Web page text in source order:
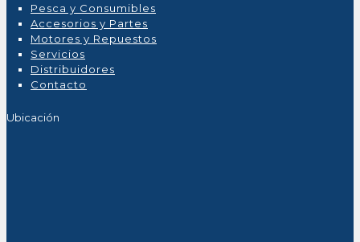
Pesca y Consumibles
Accesorios y Partes
Motores y Repuestos
Servicios
Distribuidores
Contacto
Ubicación